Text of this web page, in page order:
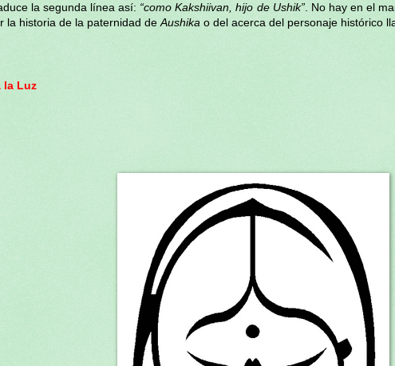
la segunda línea así: “como Kakshiivan, hijo de Ushik”. No hay en el
la historia de la paternidad de Aushika o del acerca del personaje histórico
la Luz